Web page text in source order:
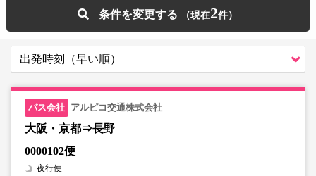
条件を変更する 2
アルピコ交通株式会社
大阪・京都⇒長野
0000102便
夜行便